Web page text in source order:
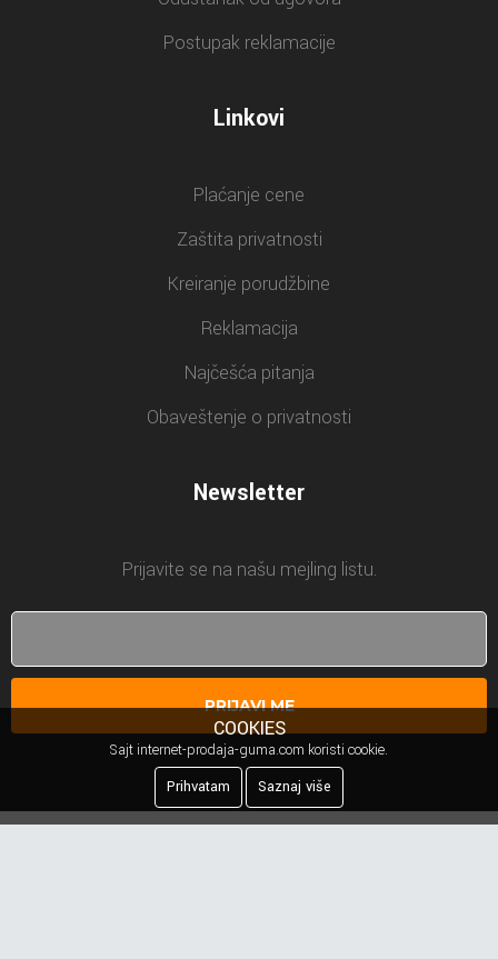
Postupak reklamacije
Linkovi
Plaćanje cene
Zaštita privatnosti
Kreiranje porudžbine
Reklamacija
Najčešća pitanja
Obaveštenje o privatnosti
Newsletter
Prijavite se na našu mejling listu.
PRIJAVI ME
COOKIES
Sajt internet-prodaja-guma.com koristi cookie.
Prihvatam
Saznaj više